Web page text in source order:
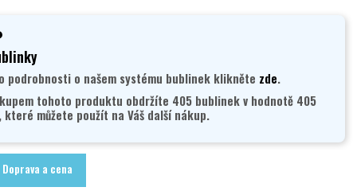
podrobnosti o našem systému bublinek klikněte zde.
tohoto produktu obdržíte 405 bublinek v hodnotě 405
které můžete použít na Váš další nákup.
Doprava a cena